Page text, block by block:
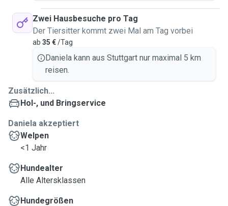
Zwei Hausbesuche pro Tag
Der Tiersitter kommt zwei Mal am Tag vorbei
ab 35 €/Tag
Daniela kann aus Stuttgart nur maximal 5 km
reisen.
Zusätzlich...
Hol-, und Bringservice
Daniela akzeptiert
Welpen
<1 Jahr
Hundealter
Alle Altersklassen
Hundegrößen